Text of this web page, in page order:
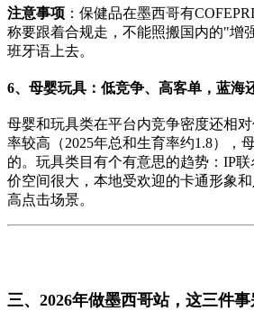
注意事项 ：保健品在墨西哥有
称要跟着合规走，不能照搬国内的"增
班牙语上去。
6、母婴玩具：低竞争、高客单，蓝海
母婴和玩具类在平台内竞争密度还相
率较高（2025年总和生育率约1.8），
的。玩具类目有个有意思的趋势：IP
价空间很大，本地受欢迎的卡通形象
高点击场景。
三、2026年做墨西哥站，这三件